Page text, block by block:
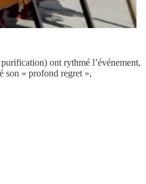
ont rythmé l’événement,
son « profond regret »,